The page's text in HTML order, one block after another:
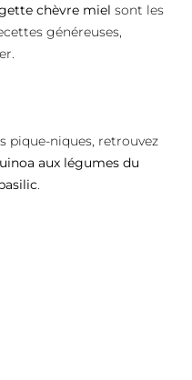
chèvre miel sont les
généreuses,
pique-niques, retrouvez
aux légumes du